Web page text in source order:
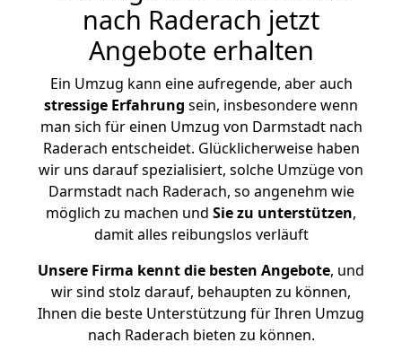
nach Raderach jetzt
Angebote erhalten
Ein Umzug kann eine aufregende, aber auch
stressige Erfahrung sein, insbesondere wenn
man sich für einen Umzug von Darmstadt nach
Raderach entscheidet. Glücklicherweise haben
wir uns darauf spezialisiert, solche Umzüge von
Darmstadt nach Raderach, so angenehm wie
möglich zu machen und Sie zu unterstützen,
damit alles reibungslos verläuft
Unsere Firma kennt die besten Angebote, und
wir sind stolz darauf, behaupten zu können,
Ihnen die beste Unterstützung für Ihren Umzug
nach Raderach bieten zu können.